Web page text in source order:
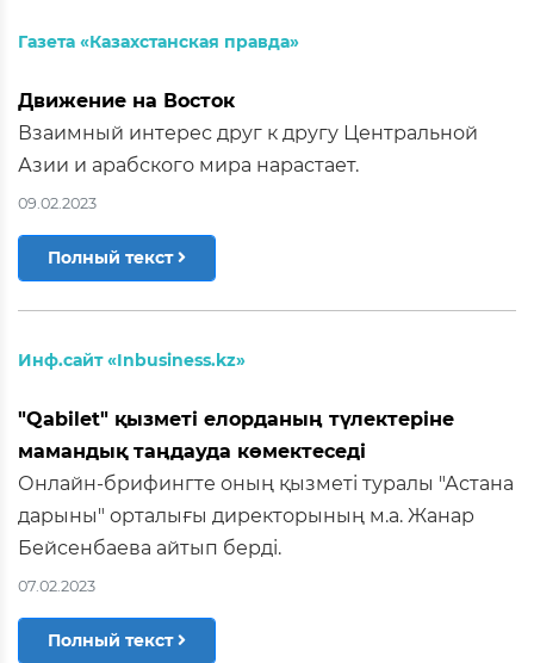
Газета «Казахстанская правда»
Движение на Восток
Взаимный интерес друг к другу Центральной
Азии и арабского мира нарастает.
09.02.2023
Полный текст
Инф.сайт «Inbusiness.kz»
"Qabilet" қызметі елорданың түлектеріне
мамандық таңдауда көмектеседі
Онлайн-брифингте оның қызметі туралы "Астана
дарыны" орталығы директорының м.а. Жанар
Бейсенбаева айтып берді.
07.02.2023
Полный текст